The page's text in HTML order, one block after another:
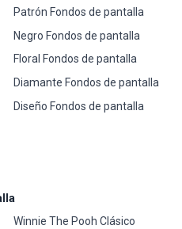
Patrón Fondos de pantalla
Negro Fondos de pantalla
Floral Fondos de pantalla
Diamante Fondos de pantalla
Diseño Fondos de pantalla
Winnie The Pooh Clásico